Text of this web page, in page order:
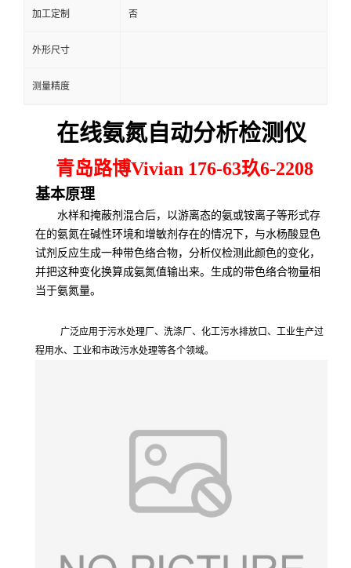
加工定制 否
外形尺寸
测量精度
在线氨氮自动分析检测仪
青岛路博Vivian 176-63玖6-2208
基本原理
水样和掩蔽剂混合后，以游离态的氨或铵离子等形式存
在的氨氮在碱性环境和增敏剂存在的情况下，与水杨酸显色
试剂反应生成一种带色络合物，分析仪检测此颜色的变化，
并把这种变化换算成氨氮值输出来。生成的带色络合物量相
当于氨氮量。
广泛应用于污水处理厂、 洗涤厂、化工污水排放口、工业生产过
程用水、工业和市政污水处理等各个领域。